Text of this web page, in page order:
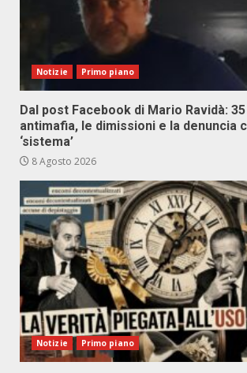
Notizie Primo piano
Dal post Facebook di Mario Ravidà:
antimafia, le dimissioni e la denuncia
‘sistema’
8 Agosto 2026
Notizie Primo piano